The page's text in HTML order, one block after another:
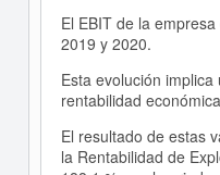
El EBIT de la
2019 y 2020.
Esta evolución
rentabilidad
El resultado de estas
la Rentabilidad de